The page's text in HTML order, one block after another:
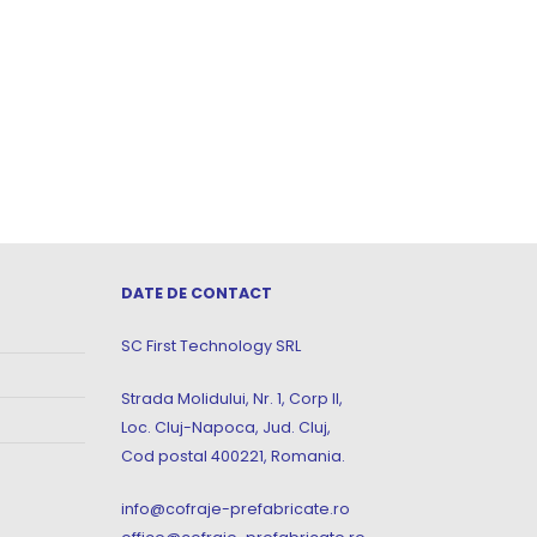
DATE DE CONTACT
SC First Technology SRL
Strada Molidului, Nr. 1, Corp II,
Loc. Cluj-Napoca, Jud. Cluj,
Cod postal 400221, Romania.
info@cofraje-prefabricate.ro